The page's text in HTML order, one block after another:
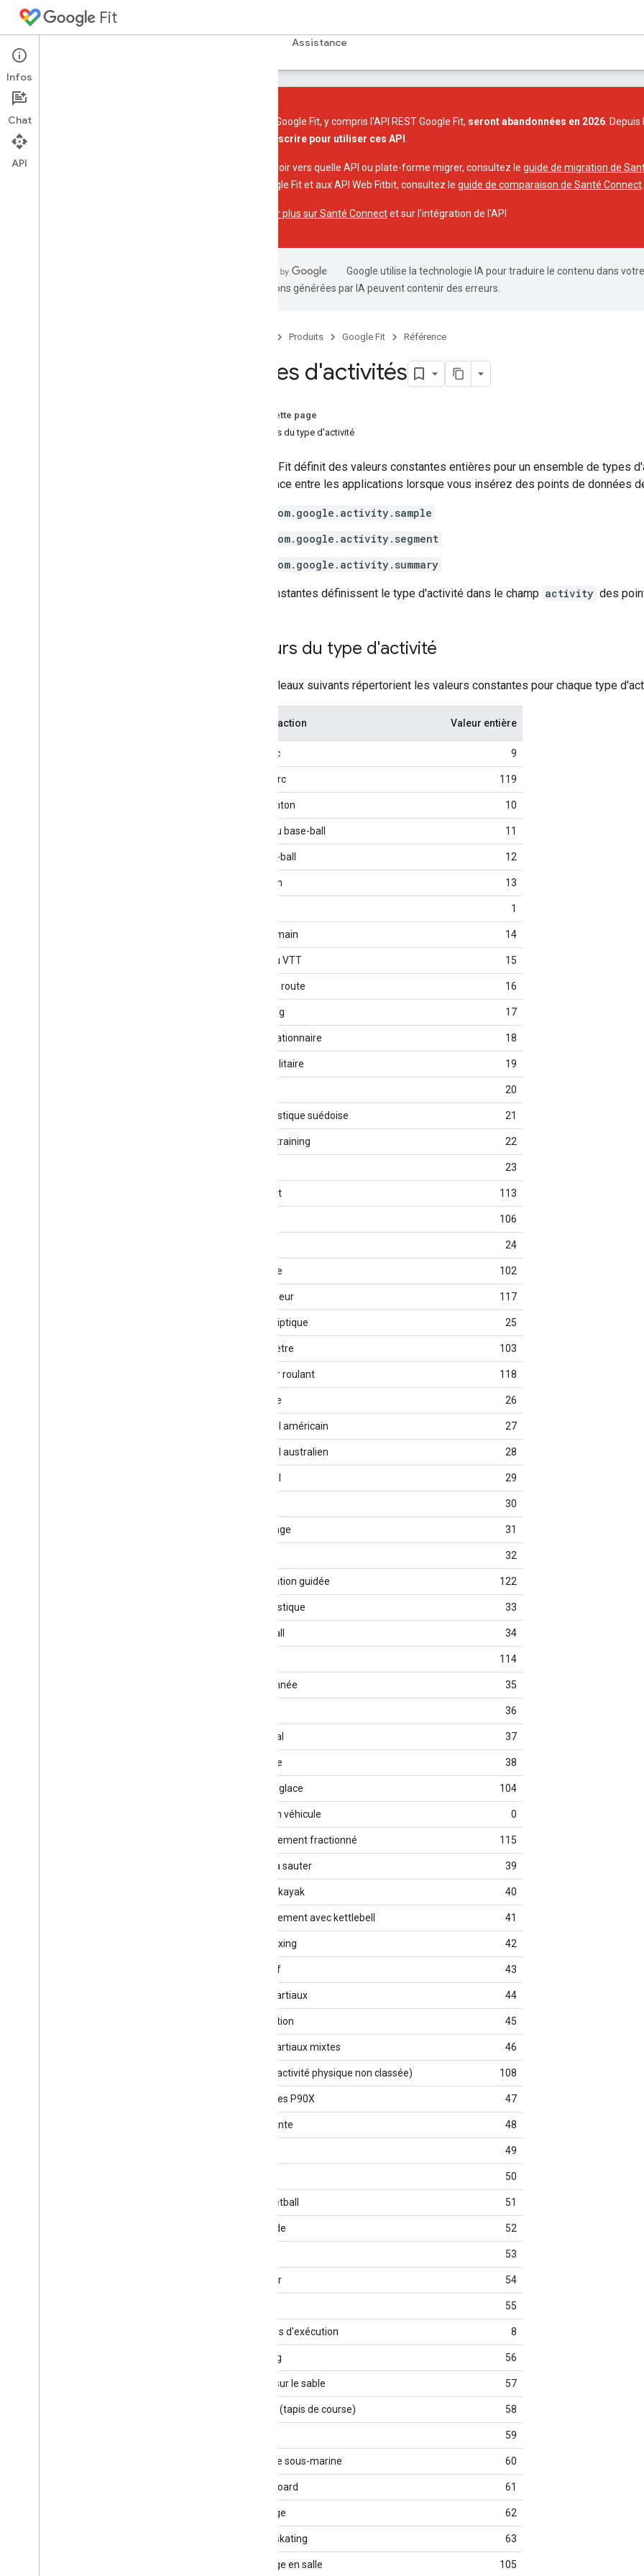
Fit
Assistance
API Fit pour Android
API REST Fit
Les API Google Fit, y compris l'API REST Google Fit, seront abandonnées en 2026 .
plus s'inscrire pour utiliser ces API
Pour savoir vers quelle API ou plate-forme migrer, consultez le guide de migration de
API Google Fit et aux API Web Fitbit, consultez le guide de comparaison de Santé Connect
En savoir plus sur Santé Connectet sur l'intégration de l'API
Google utilise la technologie IA pour traduire le contenu dans
traductions générées par IA peuvent contenir des erreurs.
Produits Google Fit Référence
Types d'activités
Sur cette page
Valeurs du type d'activité
Google Fit définit des valeurs constantes entières pour un ensemble de types
cohérence entre les applications lorsque vous insérez des points de données
com.google.activity.sample
com.google.activity.segment
com.google.activity.summary
Ces constantes définissent le type d'activité dans le champ activity des
Valeurs du type d'activité
Les tableaux suivants répertorient les valeurs constantes pour chaque type
Type d'action Valeur entière
Aérobic 9
Tir à l'arc 119
Badminton 10
jouer au base-ball 11
Basket-ball 12
Biathlon 13
1
Vélo à main 14
faire du VTT 15
Vélo de route 16
Spinning 17
Vélo stationnaire 18
Vélo utilitaire 19
20
Gymnastique suédoise 21
Circuit training 22
23
CrossFit 113
106
24
Plongée 102
Ascenseur 117
Vélo elliptique 25
Ergomètre 103
Escalier roulant 118
Escrime 26
Football américain 27
Football australien 28
29
30
Jardinage 31
32
Respiration guidée 122
Gymnastique 33
Handball 34
114
Randonnée 35
36
À cheval 37
Ménage 38
Patin à glace 104
Dans un véhicule 0
Entraînement fractionné 115
Corde à sauter 39
Canoë-kayak 40
Entraînement avec kettlebell 41
Kick-boxing 42
Kitesurf 43
Arts martiaux 44
Méditation 45
Arts martiaux mixtes 46
Autre (activité physique non classée) 108
Exercices P90X 47
Parapente 48
49
50
Racquetball 51
Escalade 52
53
Rameur 54
55
En cours d'exécution 8
Jogging 56
Courir sur le sable 57
Course (tapis de course) 58
59
Plongée sous-marine 60
Skateboard 61
Patinage 62
Cross-skating 63
Patinage en salle 105
Infos
Chat
API